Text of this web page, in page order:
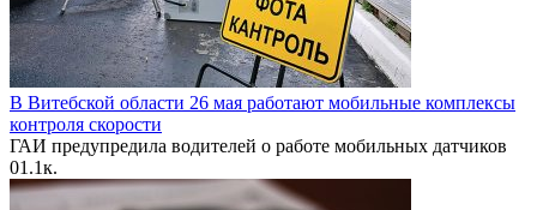
В Витебской области 26 мая работают мобильные комплексы
контроля скорости
ГАИ предупредила водителей о работе мобильных датчиков
01.1к.